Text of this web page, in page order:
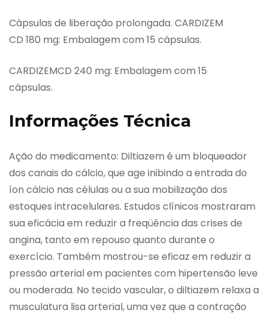
Cápsulas de liberação prolongada. CARDIZEM
CD 180 mg: Embalagem com 15 cápsulas.
CARDIZEMCD 240 mg: Embalagem com 15
cápsulas.
Informações Técnica
Ação do medicamento: Diltiazem é um bloqueador
dos canais do cálcio, que age inibindo a entrada do
íon cálcio nas células ou a sua mobilização dos
estoques intracelulares. Estudos clínicos mostraram
sua eficácia em reduzir a freqüência das crises de
angina, tanto em repouso quanto durante o
exercício. Também mostrou-se eficaz em reduzir a
pressão arterial em pacientes com hipertensão leve
ou moderada. No tecido vascular, o diltiazem relaxa a
musculatura lisa arterial, uma vez que a contração